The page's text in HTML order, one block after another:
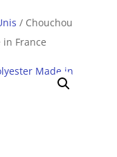
/ Chouchou
France